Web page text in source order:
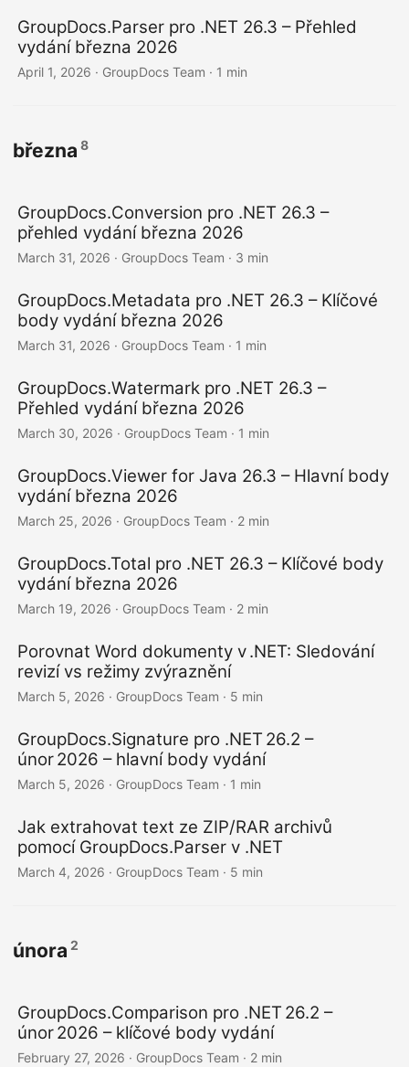
GroupDocs.Parser pro .NET 26.3 – Přehled
vydání března 2026
April 1, 2026 · GroupDocs Team · 1 min
března 8
GroupDocs.Conversion pro .NET 26.3 –
přehled vydání března 2026
March 31, 2026 · GroupDocs Team · 3 min
GroupDocs.Metadata pro .NET 26.3 – Klíčové
body vydání března 2026
March 31, 2026 · GroupDocs Team · 1 min
GroupDocs.Watermark pro .NET 26.3 –
Přehled vydání března 2026
March 30, 2026 · GroupDocs Team · 1 min
GroupDocs.Viewer for Java 26.3 – Hlavní body
vydání března 2026
March 25, 2026 · GroupDocs Team · 2 min
GroupDocs.Total pro .NET 26.3 – Klíčové body
vydání března 2026
March 19, 2026 · GroupDocs Team · 2 min
Porovnat Word dokumenty v .NET: Sledování
revizí vs režimy zvýraznění
March 5, 2026 · GroupDocs Team · 5 min
GroupDocs.Signature pro .NET 26.2 –
únor 2026 – hlavní body vydání
March 5, 2026 · GroupDocs Team · 1 min
Jak extrahovat text ze ZIP/RAR archivů
pomocí GroupDocs.Parser v .NET
March 4, 2026 · GroupDocs Team · 5 min
února 2
GroupDocs.Comparison pro .NET 26.2 –
únor 2026 – klíčové body vydání
February 27, 2026 · GroupDocs Team · 2 min